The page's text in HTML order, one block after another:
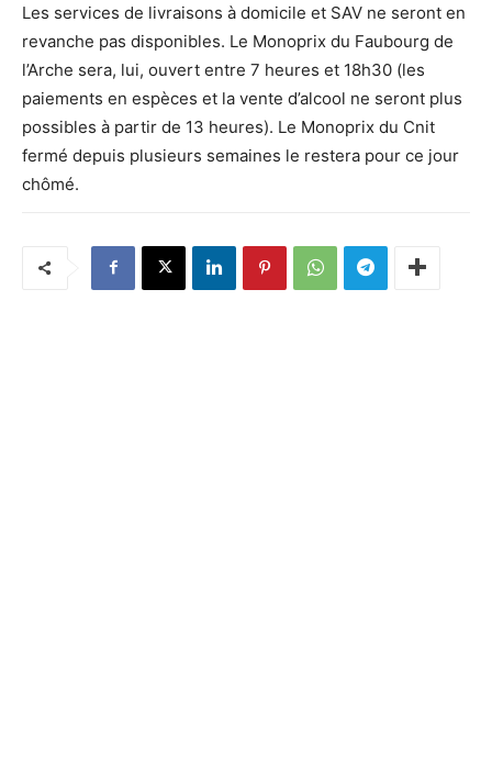
Les services de livraisons à domicile et SAV ne seront en
revanche pas disponibles. Le Monoprix du Faubourg de
l’Arche sera, lui, ouvert entre 7 heures et 18h30 (les
paiements en espèces et la vente d’alcool ne seront plus
possibles à partir de 13 heures). Le Monoprix du Cnit
fermé depuis plusieurs semaines le restera pour ce jour
chômé.